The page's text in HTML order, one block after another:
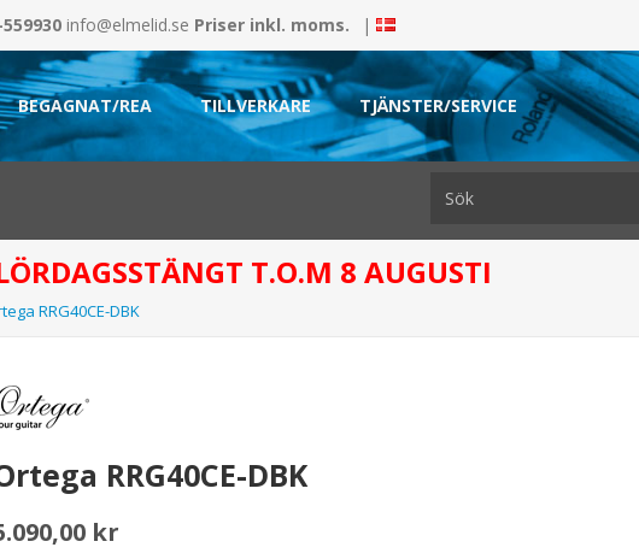
info@elmelid.se Priser inkl. moms. |
BEGAGNAT/REA TILLVERKARE TJÄNSTER/SERVICE
T.O.M 8 AUGUSTI
RRG40CE-DBK
RRG40CE-DBK
kr